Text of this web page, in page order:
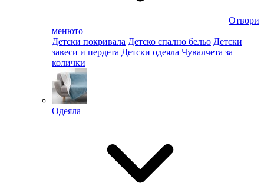
Отвори
менюто
Детски покривала Детско спално бельо Детски
завеси и пердета Детски одеяла Чувалчета за
колички
Одеяла